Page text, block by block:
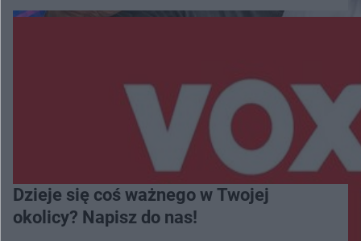
Dzieje się coś ważnego w Twojej
okolicy? Napisz do nas!